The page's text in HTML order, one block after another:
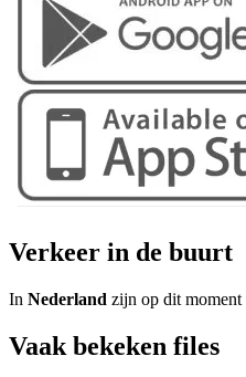
Verkeer in de buurt
In Nederland zijn op dit moment
Vaak bekeken files